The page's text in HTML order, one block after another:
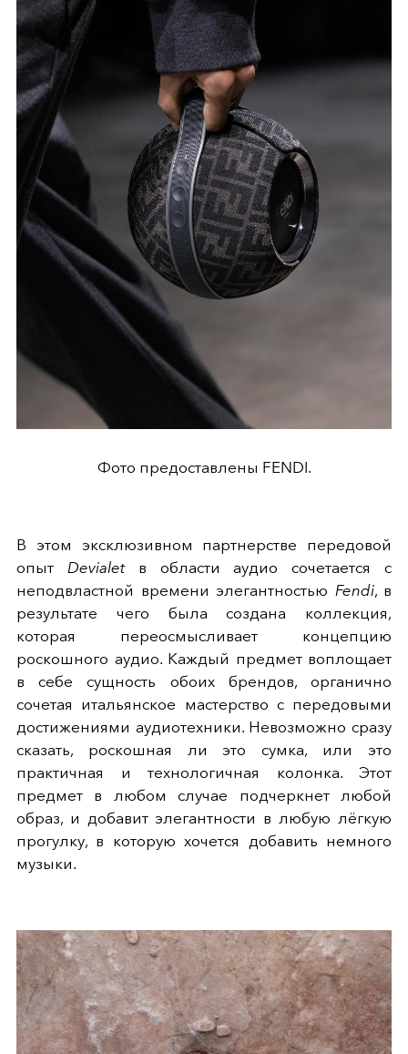
Фото предоставлены FENDI.
В этом эксклюзивном партнерстве передовой
опыт Devialetв области аудио сочетается с
неподвластной времени элегантностью Fendi, в
результате чего была создана коллекция,
которая переосмысливает концепцию
роскошного аудио. Каждый предмет воплощает
в себе сущность обоих брендов, органично
сочетая итальянское мастерство с передовыми
достижениями аудиотехники. Невозможно сразу
сказать, роскошная ли это сумка, или это
практичная и технологичная колонка. Этот
предмет в любом случае подчеркнет любой
образ, и добавит элегантности в любую лёгкую
прогулку, в которую хочется добавить немного
музыки.